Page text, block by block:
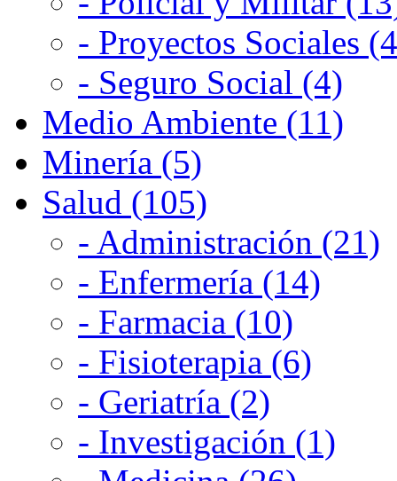
- Proyectos Sociales
- Seguro Social (4)
Medio Ambiente (11)
Minería (5)
Salud (105)
- Administración (21)
- Enfermería (14)
- Farmacia (10)
- Fisioterapia (6)
- Geriatría (2)
- Investigación (1)